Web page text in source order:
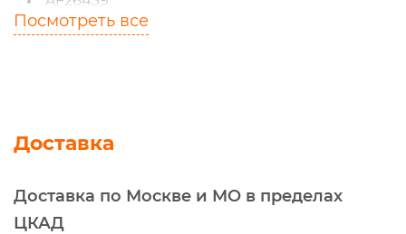
AP31051
SL81021
A89050
24749051
Посмотреть все
Доставка
Доставка по Москве и МО в пределах
ЦКАД